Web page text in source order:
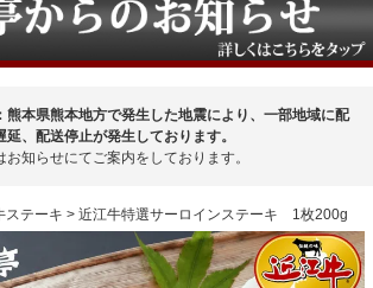
熊本県熊本地方で発生した地震により、一部地域に配
延、配送停止が発生しております。
お知らせにてご案内をしております。
ステーキ 近江牛特選サーロインステーキ 1枚200g